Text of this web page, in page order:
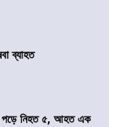
ব্যাহত
পড়ে নিহত ৫, আহত এক